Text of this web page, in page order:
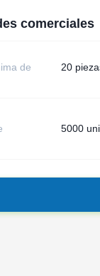
comerciales
de
20
5000